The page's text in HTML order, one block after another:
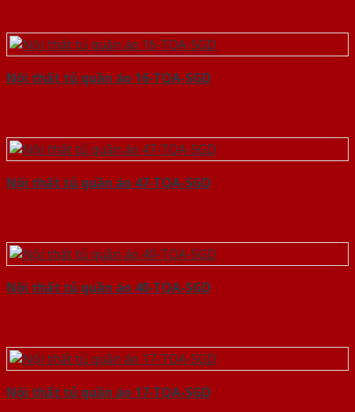
Nội thất tủ quần áo 16-TQA-SGD
Nội thất tủ quần áo 47-TQA-SGD
Nội thất tủ quần áo 40-TQA-SGD
Nội thất tủ quần áo 17-TQA-SGD